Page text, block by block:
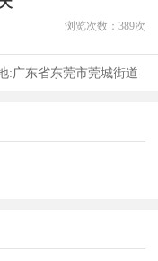
浏览次数： 389次
:广东省东莞市莞城街道